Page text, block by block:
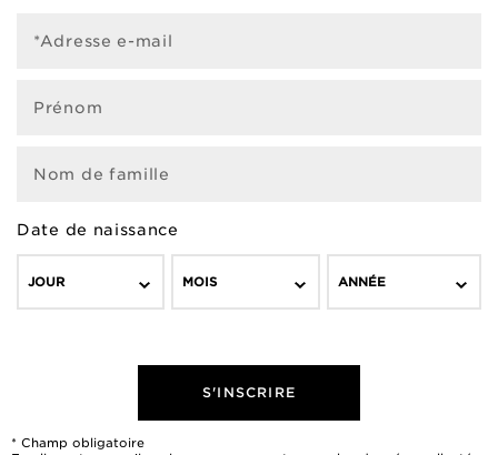
*Adresse e-mail
Prénom
Nom de famille
Date de naissance
JOUR MOIS ANNÉE
S'INSCRIRE
* Champ obligatoire